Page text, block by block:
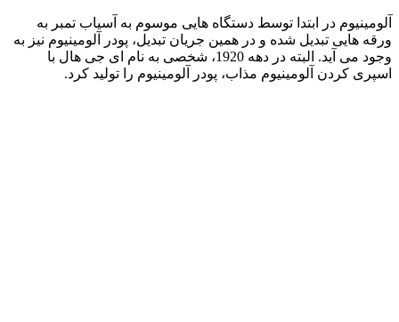
آلومینیوم در ابتدا توسط دستگاه هایی موسوم به آسیاب تمبر به
ورقه هایی تبدیل شده و در همین جریان تبدیل، پودر آلومینیوم نیز به
وجود می آید. البته در دهه 1920، شخصی به نام ای جی هال با
اسپری کردن آلومینیوم مذاب، پودر آلومینیوم را تولید کرد.